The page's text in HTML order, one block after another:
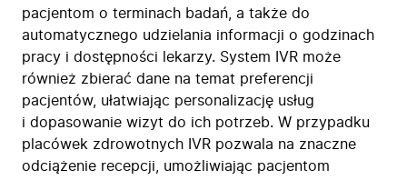
pacjentom o terminach badań, a także do
automatycznego udzielania informacji o godzinach
pracy i dostępności lekarzy. System IVR może
również zbierać dane na temat preferencji
pacjentów, ułatwiając personalizację usług
i dopasowanie wizyt do ich potrzeb. W przypadku
placówek zdrowotnych IVR pozwala na znaczne
odciążenie recepcji, umożliwiając pacjentom